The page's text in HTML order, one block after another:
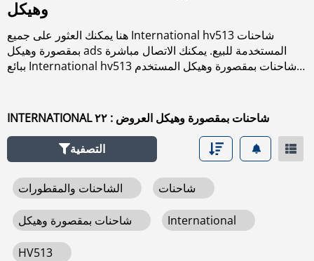
وهيكل
هنا يمكنك العثور على جميع International hv513 شاحنات
بمقصورة وهيكل ads المستخدمة للبيع. يمكنك الاتصال مباشرة
ببائع International hv513 شاحنات بمقصورة وهيكل المستخدم
INTERNATIONAL شاحنات بمقصورة وهيكل العروض : ٢٢
التصفية
International
HV513